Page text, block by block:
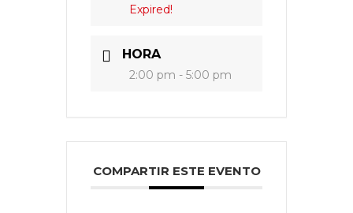
Expired!
HORA
2:00 pm - 5:00 pm
COMPARTIR ESTE EVENTO